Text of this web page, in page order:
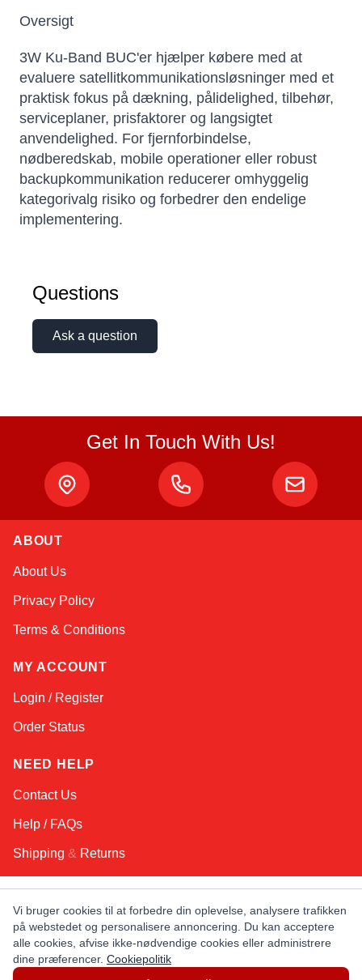
Oversigt
3W Ku-Band BUC'er hjælper købere med at
evaluere satellitkommunikationsløsninger med et
praktisk fokus på dækning, pålidelighed, tilbehør,
serviceplaner, prisfaktorer og langsigtet
anvendelighed. For fjernforbindelse,
nødberedskab, mobile operationer eller robust
backupkommunikation reducerer omhyggelig
kategorivalg risiko og forbedrer den endelige
implementering.
Questions
Ask a question
Get In Touch With Us!
ABOUT
About Us
Privacy Policy
Terms & Conditions
MY ACCOUNT
Login / Register
Order Status
NEED HELP
Contact Us
Help / FAQs
Shipping & Returns
KEEP IN TOUCH!
Email Address
Vi bruger cookies til at forbedre din oplevelse, analysere trafikken
på webstedet og personalisere annoncering. Du kan acceptere
alle cookies, afvise ikke-nødvendige cookies eller administrere
dine præferencer. Cookiepolitik